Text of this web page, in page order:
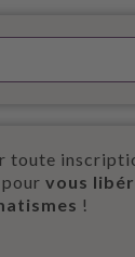
toute
vous
!